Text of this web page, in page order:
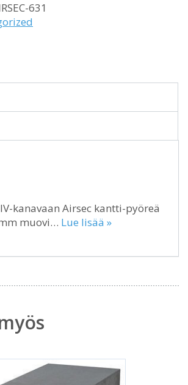
631
kanavaan Airsec kantti-pyöreä
muovi… Lue lisää »